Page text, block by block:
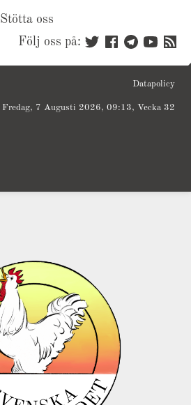
Stötta oss
Följ oss på:
Datapolicy
Fredag, 7 Augusti 2026, 09:13, Vecka 32